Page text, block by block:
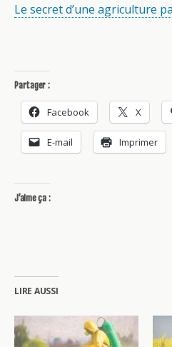
Le secret d’une agriculture
Partager :
Facebook X
E-mail Imprimer
J’aime ça :
LIRE AUSSI